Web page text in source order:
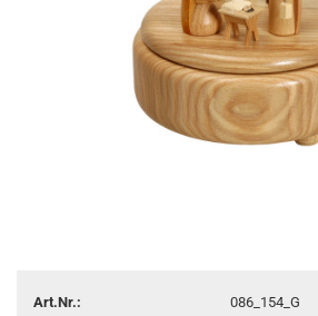
Art.Nr.:
086_154_G